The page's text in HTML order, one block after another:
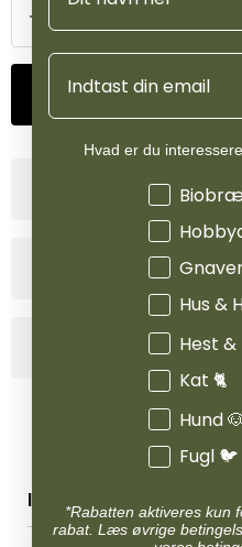
af protein, som både øger
Mush mix it passer til alle
hundeejere, der ønsker at
skulle omlægge fuldt ud til
kvaliteten af hundens kost med
Tilføj
Produktinformation
INFORMATION
Betingelser & vilkår
Email
Hvad er du
Interesser
Hus &
Hest
Kat 🐈
Hund
Fugl 🐦
*Rabatten aktiveres kun
rabat. Læs øvrige